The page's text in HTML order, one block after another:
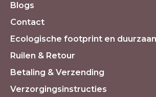
Blogs
Contact
Ecologische footprint en
Ruilen & Retour
Betaling & Verzending
Verzorgingsinstructies